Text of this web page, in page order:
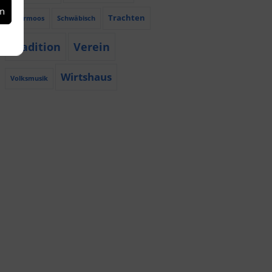
Röhrmoos Schwäbisch Trachten
Tradition Verein
Volksmusik Wirtshaus